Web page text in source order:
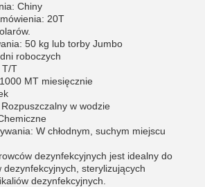
Chiny
20T
50 kg lub torby Jumbo
roboczych
T/T
MT miesięcznie
w wodzie
W chłodnym, suchym miejscu
dezynfekcyjnych jest idealny do
sterylizujących
dezynfekcyjnych.